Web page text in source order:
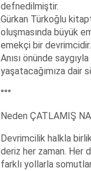
defnedilmiştir.
Gürkan Türkoğlu
oluşmasında büyük
emekçi bir devrimcidir.
Anısı önünde
yaşatacağımıza dair
°°°
Neden ÇATLAMIŞ
Devrimcilik halkla
deriz her zaman. Her
farklı yollarla